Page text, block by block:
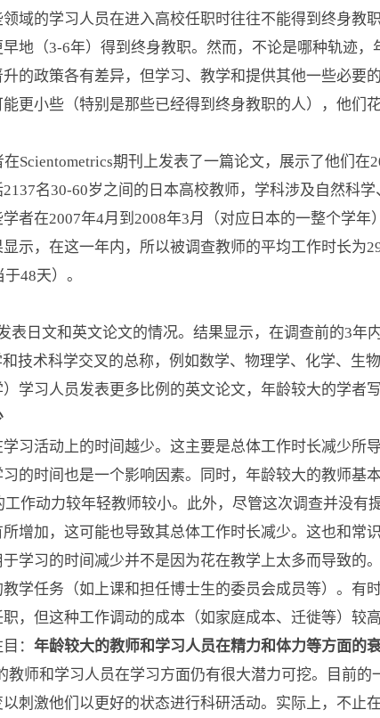
域的学习人员在进入高校任职时往往不能得到终身教
地（3-6年）得到终身教职。然而，不论是哪种轨迹，
政策各有差异，但学习、教学和提供其他一些必要的
更小些（特别是那些已经得到终身教职的人），他们
期刊上发表了一篇论文，展示了他们在
名30-60岁之间的日本高校教师，学科涉及自然科
者在2007年4月到2008年3月（对应日本的一整个学年
示，在这一年内，所以被调查教师的平均工作时长为
48天）。
日文和英文论文的情况。结果显示，在调查前的3年
技术科学交叉的总称，例如数学、物理学、化学、生
学习人员发表更多比例的英文论文，年龄较大的学者
活动上的时间越少。这主要是总体工作时长减少所
的时间也是一个影响因素。同时，年龄较大的教师基
作动力较年轻教师较小。此外，尽管这次调查并没有
增加，这可能也导致其总体工作时长减少。这也和常识
习的时间减少并不是因为花在教学上太多而导致的
学任务（如上课和担任博士生的委员会成员等）。有
，但这种工作调动的成本（如家庭成本、迁徙等）较高
： 年龄较大的教师和学习人员在精力和体力等方面的
教师和学习人员在学习方面仍有很大潜力可挖。目前的
刺激他们以更好的状态进行科研活动。实际上，不止